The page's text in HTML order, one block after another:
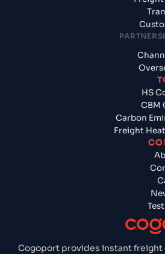
Cogoport provides instant
HS
CBM
Carbon
Freight